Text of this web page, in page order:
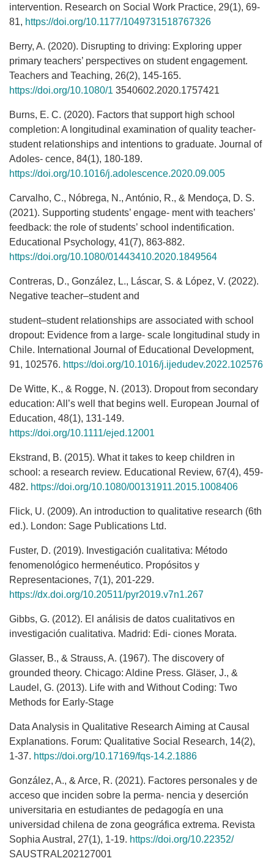
intervention. Research on Social Work Practice, 29(1), 69-
81, https://doi.org/10.1177/1049731518767326
Berry, A. (2020). Disrupting to driving: Exploring upper
primary teachers’ perspectives on student engagement.
Teachers and Teaching, 26(2), 145-165.
https://doi.org/10.1080/1 3540602.2020.1757421
Burns, E. C. (2020). Factors that support high school
completion: A longitudinal examination of quality teacher-
student relationships and intentions to graduate. Journal of
Adoles- cence, 84(1), 180-189.
https://doi.org/10.1016/j.adolescence.2020.09.005
Carvalho, C., Nóbrega, N., António, R., & Mendoҫa, D. S.
(2021). Supporting students’ engage- ment with teachers’
feedback: the role of students’ school indentification.
Educational Psychology, 41(7), 863-882.
https://doi.org/10.1080/01443410.2020.1849564
Contreras, D., González, L., Láscar, S. & López, V. (2022).
Negative teacher–student and
student–student relationships are associated with school
dropout: Evidence from a large- scale longitudinal study in
Chile. International Journal of Educational Development,
91, 102576. https://doi.org/10.1016/j.ijedudev.2022.102576
De Witte, K., & Rogge, N. (2013). Dropout from secondary
education: All’s well that begins well. European Journal of
Education, 48(1), 131-149.
https://doi.org/10.1111/ejed.12001
Ekstrand, B. (2015). What it takes to keep children in
school: a research review. Educational Review, 67(4), 459-
482. https://doi.org/10.1080/00131911.2015.1008406
Flick, U. (2009). An introduction to qualitative research (6th
ed.). London: Sage Publications Ltd.
Fuster, D. (2019). Investigación cualitativa: Método
fenomenológico hermenéutico. Propósitos y
Representaciones, 7(1), 201-229.
https://dx.doi.org/10.20511/pyr2019.v7n1.267
Gibbs, G. (2012). El análisis de datos cualitativos en
investigación cualitativa. Madrid: Edi- ciones Morata.
Glasser, B., & Strauss, A. (1967). The discovery of
grounded theory. Chicago: Aldine Press. Gläser, J., &
Laudel, G. (2013). Life with and Without Coding: Two
Methods for Early-Stage
Data Analysis in Qualitative Research Aiming at Causal
Explanations. Forum: Qualitative Social Research, 14(2),
1-37. https://doi.org/10.17169/fqs-14.2.1886
González, A., & Arce, R. (2021). Factores personales y de
acceso que inciden sobre la perma- nencia y deserción
universitaria en estudiantes de pedagogía en una
universidad chilena de zona geográfica extrema. Revista
Sophia Austral, 27(1), 1-19. https://doi.org/10.22352/
SAUSTRAL202127001